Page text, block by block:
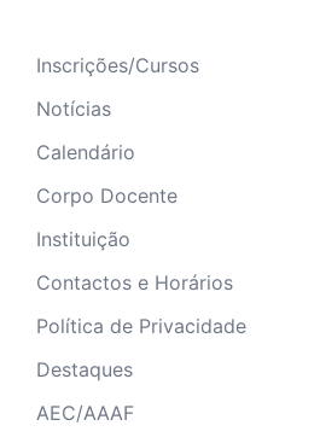
Inscrições/Cursos
Notícias
Calendário
Corpo Docente
Instituição
Contactos e Horários
Política de Privacidade
Destaques
AEC/AAAF